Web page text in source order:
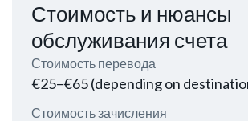
Стоимость и нюансы
обслуживания счета
Стоимость перевода
€25–€65 (depending on
Стоимость зачисления